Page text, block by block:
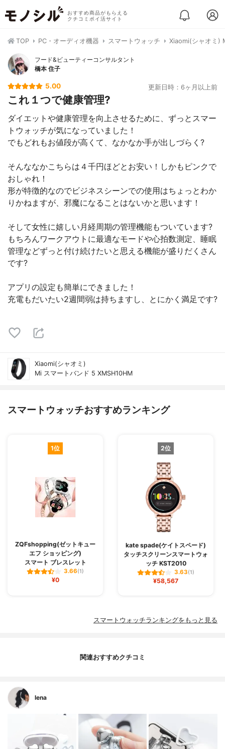
おすすめ商品がもらえる
クチコミポイ活サイト
TOP PC・オーディオ機器 スマートウォッチ Xiaomi(シャオミ)
フード&ビューティーコンサルタント
橋本 住子
5.00 更新日時：6ヶ月以上前
これ１つで健康管理?
ダイエットや健康管理を向上させるために、ずっとスマー
トウォッチが気になっていました！
でもどれもお値段が高くて、なかなか手が出しづらく?
そんななかこちらは４千円ほどとお安い！しかもピンクで
おしゃれ！
形が特徴的なのでビジネスシーンでの使用はちょっとわか
りかねますが、邪魔になることはないかと思います！
そして女性に嬉しい月経周期の管理機能もついています?
もちろんワークアウトに最適なモードや心拍数測定、睡眠
管理などずっと付け続けたいと思える機能が盛りだくさん
です?
アプリの設定も簡単にできました！
充電もだいたい2週間弱は持ちますし、とにかく満足です?
Xiaomi(シャオミ)
Mi スマートバンド 5 XMSH10HM
スマートウォッチおすすめランキング
1位
ZQFshopping(ゼットキュー
エフ ショッピング)
スマート ブレスレット
3.66(1)
¥0
2位
kate spade(ケイトスペード)
タッチスクリーンスマートウォ
ッチ KST2010
3.63(1)
¥58,567
スマートウォッチランキングをもっと見る
関連おすすめクチコミ
lena